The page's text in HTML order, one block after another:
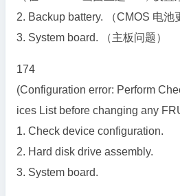
2. Backup battery. （CMOS 电池
3. System board. （主板问题）
174
(Configuration error: Perform
ices List before changing any
1. Check device configuration.
2. Hard disk drive assembly.
3. System board.